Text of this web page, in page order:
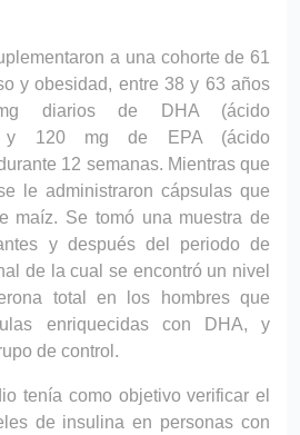
a una cohorte de 61
y obesidad, entre 38 y 63 años
diarios de DHA (ácido
y 120 mg de EPA (ácido
12 semanas. Mientras que
le administraron cápsulas que
maíz. Se tomó una muestra de
y después del periodo de
de la cual se encontró un nivel
total en los hombres que
enriquecidas con DHA, y
de control.
tenía como objetivo verificar el
de insulina en personas con